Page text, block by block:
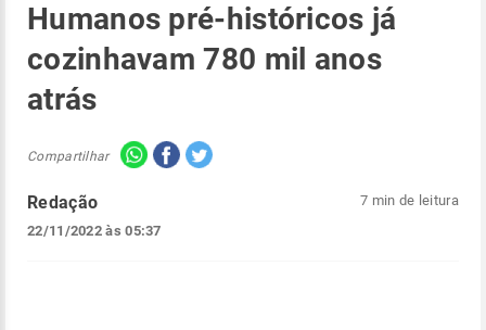
Humanos pré-históricos já
cozinhavam 780 mil anos
atrás
Compartilhar
Redação
22/11/2022 às 05:37
7 min de leitura